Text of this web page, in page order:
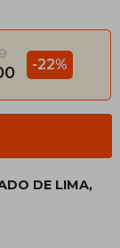
-22%
DE LIMA,